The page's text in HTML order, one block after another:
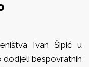
Ivan Šipić u
dodjeli bespovratnih